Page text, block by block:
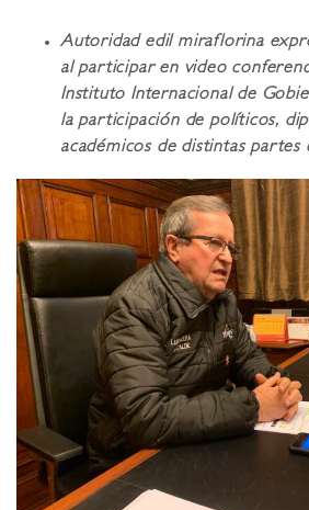
Autoridad edil miraflorina
al participar en video
Instituto Internacional de
la participación de políticos,
académicos de distintas partes